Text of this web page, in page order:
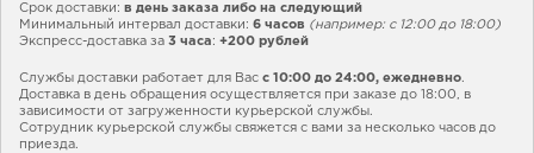
Срок доставки: в день заказа либо на следующий
Минимальный интервал доставки: 6 часов (например: с 12:00 до 18:00)
Экспресс-доставка за 3 часа : +200 рублей
Службы доставки работает для Вас с 10:00 до 24:00, ежедневно.
Доставка в день обращения осуществляется при заказе до 18:00, в
зависимости от загруженности курьерской службы.
Сотрудник курьерской службы свяжется с вами за несколько часов до
приезда.